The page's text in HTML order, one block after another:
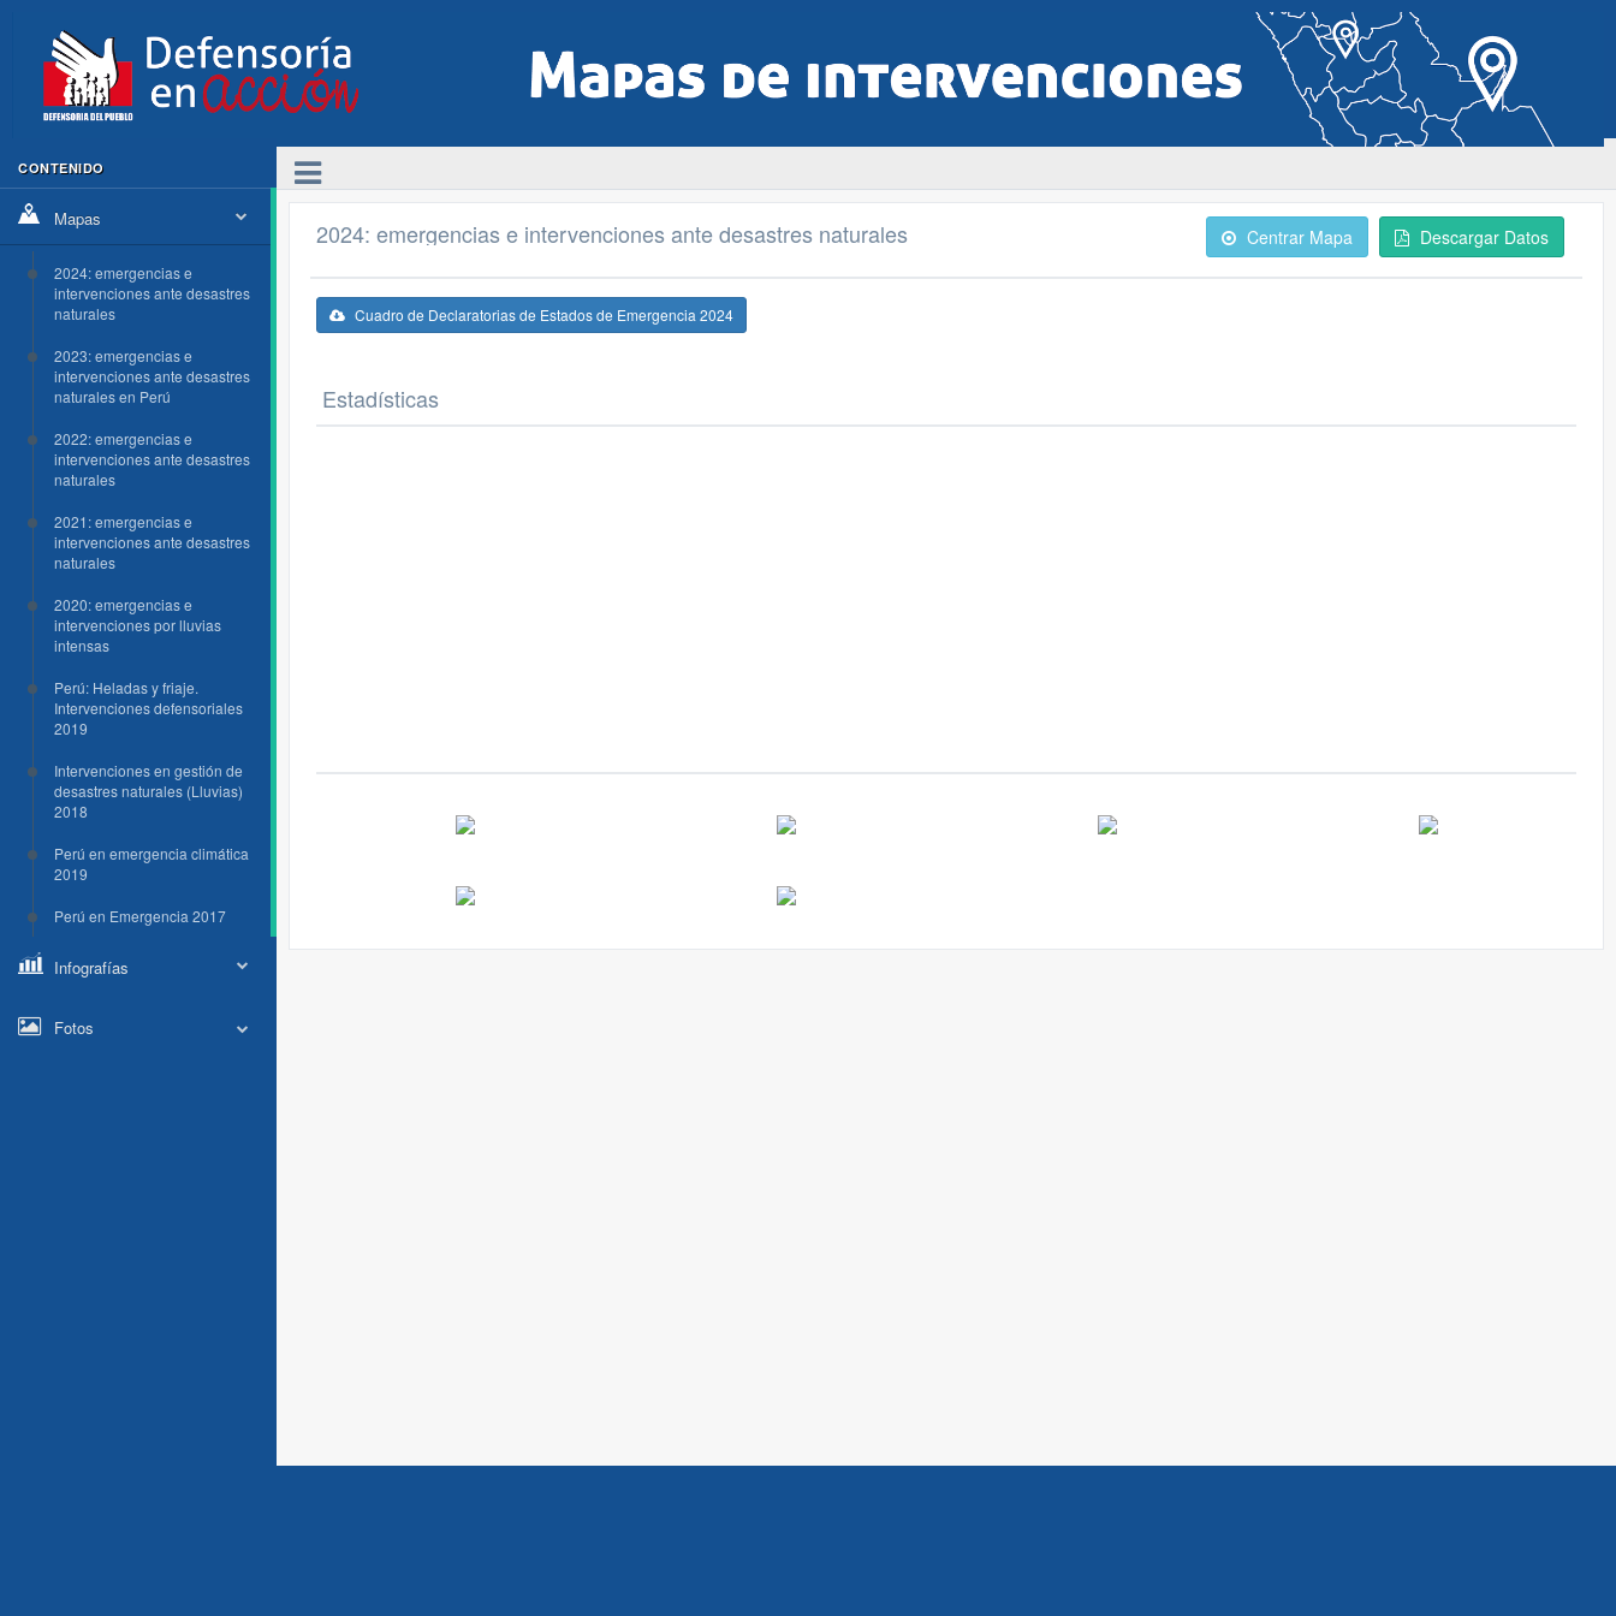
CONTENIDO
Mapas
2024: emergencias e
intervenciones ante desastres
naturales
2023: emergencias e
intervenciones ante desastres
naturales en Perú
2022: emergencias e
intervenciones ante desastres
naturales
2021: emergencias e
intervenciones ante desastres
naturales
2020: emergencias e
intervenciones por lluvias
intensas
Perú: Heladas y friaje.
Intervenciones defensoriales
2019
Intervenciones en gestión de
desastres naturales (Lluvias)
2018
Perú en emergencia climática
2019
Perú en Emergencia 2017
Infografías
Fotos
2024: emergencias e intervenciones ante desastres naturales Centrar Mapa Descargar Datos
Cuadro de Declaratorias de Estados de Emergencia 2024
Estadísticas